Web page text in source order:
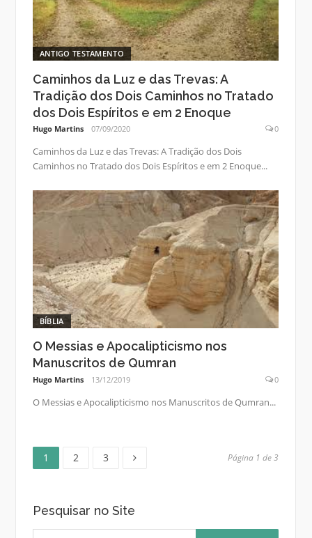
ANTIGO TESTAMENTO
Caminhos da Luz e das Trevas: A
Tradição dos Dois Caminhos no Tratado
dos Dois Espíritos e em 2 Enoque
Hugo Martins 07/09/2020 0
Caminhos da Luz e das Trevas: A Tradição dos Dois
Caminhos no Tratado dos Dois Espíritos e em 2 Enoque...
BÍBLIA
O Messias e Apocalipticismo nos
Manuscritos de Qumran
Hugo Martins 13/12/2019 0
O Messias e Apocalipticismo nos Manuscritos de Qumran...
Paginação
posts
Página
1 Página
2 Página
3 Página 1 de 3
Pesquisar no Site
Pesquisar